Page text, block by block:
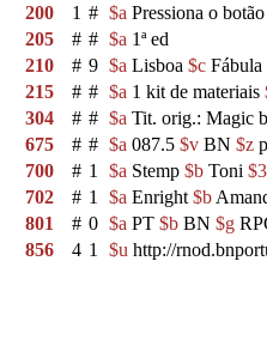
200
1 # $a Pressiona o
205
# # $a 1ª ed
210
# 9 $a Lisboa $c Fábula
215
# # $a 1 kit de materiais
304
# # $a Tit. orig.: Magic
675
# # $a 087.5 $v BN $z
700
# 1 $a Stemp $b Toni $3
702
# 1 $a Enright $b
801
# 0 $a PT $b BN $g
856
4 1 $u http://